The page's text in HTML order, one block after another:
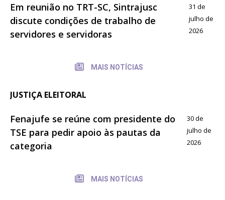
Em reunião no TRT-SC, Sintrajusc
discute condições de trabalho de
servidores e servidoras
31 de
julho de
2026
MAIS NOTÍCIAS
JUSTIÇA ELEITORAL
Fenajufe se reúne com presidente do
TSE para pedir apoio às pautas da
categoria
30 de
julho de
2026
MAIS NOTÍCIAS